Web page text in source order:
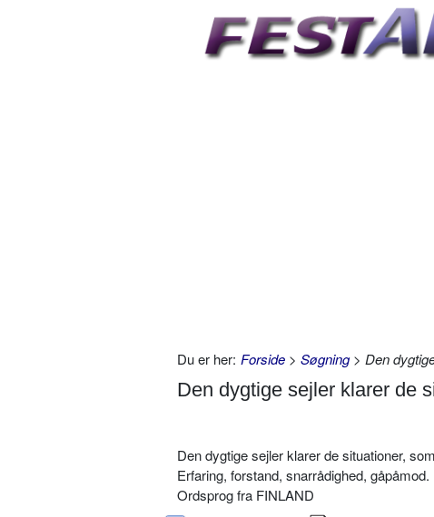
Du er her: Forside > Søgning> Den
Den dygtige sejler klarer de
Den dygtige sejler klarer de situationer,
Erfaring, forstand, snarrådighed,
Ordsprog fra FINLAND